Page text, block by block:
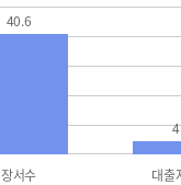
장서수 대출
40.6